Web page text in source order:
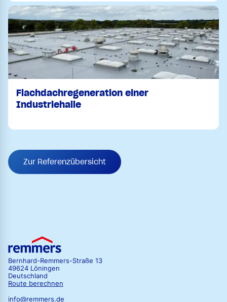
Flachdachregeneration einer
Industriehalle
Zur Referenzübersicht
Bernhard-Remmers-Straße 13
49624 Löningen
Deutschland
Route berechnen
info@remmers.de